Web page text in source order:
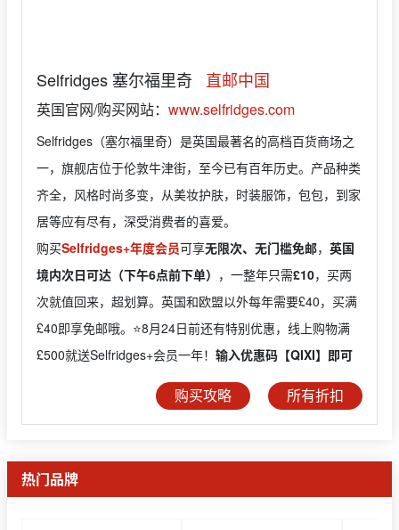
Selfridges 塞尔福里奇 直邮中国
英国官网/购买网站： www.selfridges.com
Selfridges（塞尔福里奇）是英国最著名的高档百货商场之
一，旗舰店位于伦敦牛津街，至今已有百年历史。产品种类
齐全，风格时尚多变，从美妆护肤，时装服饰，包包，到家
居等应有尽有，深受消费者的喜爱。
购买Selfridges+年度会员可享无限次、无门槛免邮， 英国
境内次日可达（下午6点前下单） ，一整年只需£10，买两
次就值回来，超划算。英国和欧盟以外每年需要£40，买满
£40即享免邮哦。⭐️8月24日前还有特别优惠，线上购物满
£500就送Selfridges+会员一年！ 输入优惠码【QIXI】即可
购买攻略 所有折扣
热门品牌